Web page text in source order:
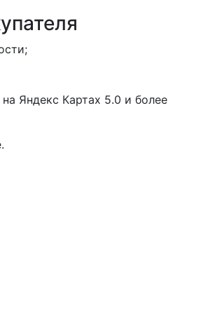
Яндекс Картах 5.0 и более